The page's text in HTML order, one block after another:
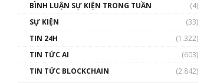
Talkshow 14: MemeCoin –
BÌNH LUẬN SỰ KIỆN TRONG TUẦN
(4)
SỰ KIỆN
(33)
TIN 24H
(1.322)
TIN TỨC AI
(603)
TIN TỨC BLOCKCHAIN
(2.842)